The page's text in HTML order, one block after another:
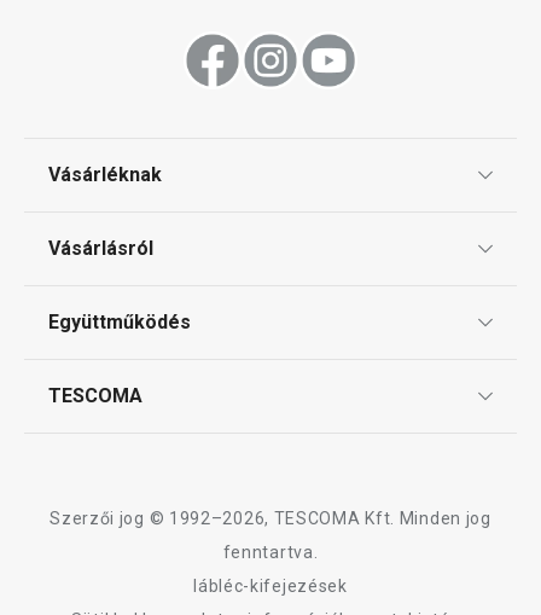
Vásárléknak
Gyakori kérdések
Vásárlásról
Reklamáció és termékvisszaküldés
Együttműködés
TESCOMA
Szerzői jog © 1992–2026, TESCOMA Kft. Minden jog
fenntartva.
lábléc-kifejezések